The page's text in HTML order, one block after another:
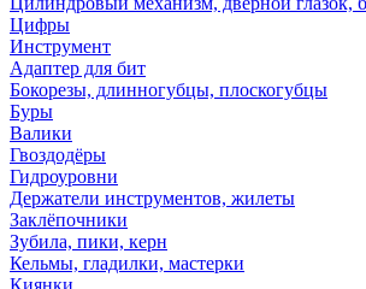
Цифры
Инструмент
Адаптер для бит
Бокорезы, длинногубцы, плоскогубцы
Буры
Валики
Гвоздодёры
Гидроуровни
Держатели инструментов, жилеты
Заклёпочники
Зубила, пики, керн
Кельмы, гладилки, мастерки
Киянки